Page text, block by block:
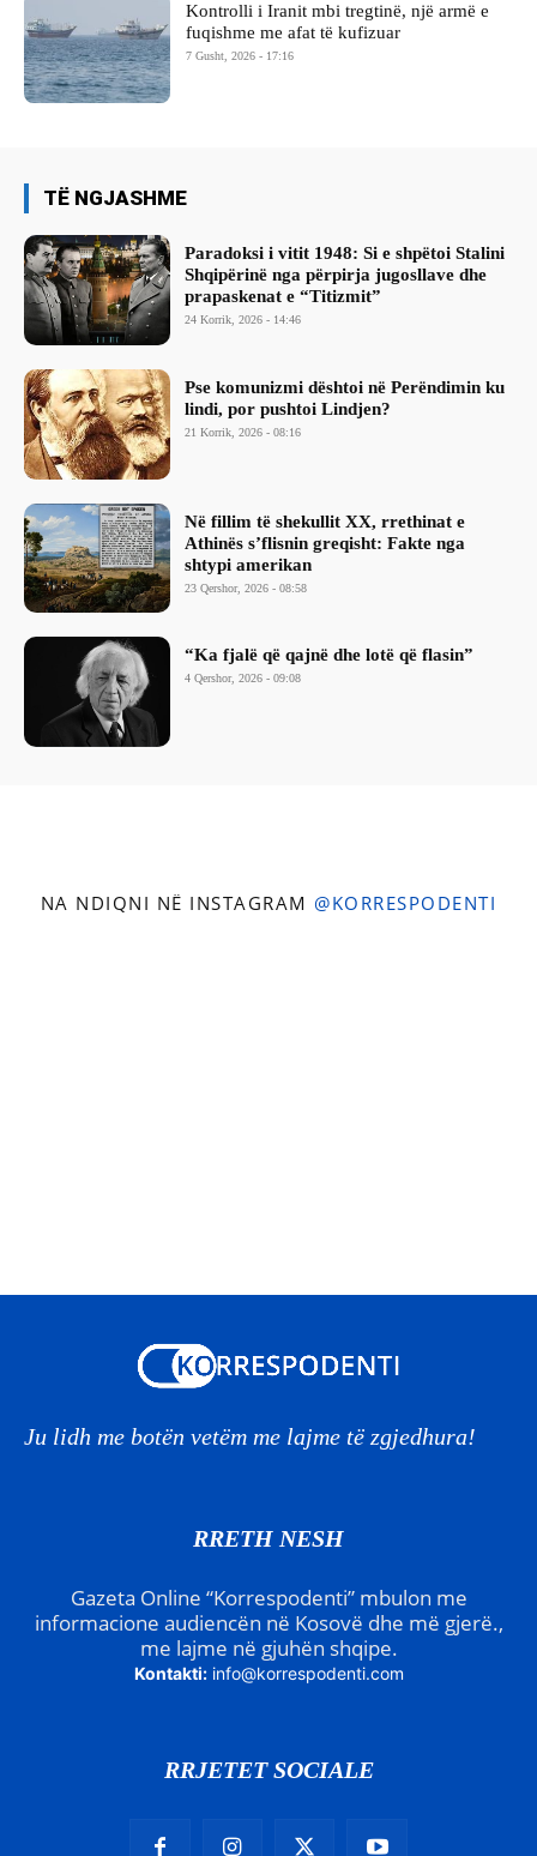
Kontrolli i Iranit mbi tregtinë, një armë e
fuqishme me afat të kufizuar
7 Gusht, 2026 - 17:16
TË NGJASHME
Paradoksi i vitit 1948: Si e shpëtoi Stalini
Shqipërinë nga përpirja jugosllave dhe
prapaskenat e “Titizmit”
24 Korrik, 2026 - 14:46
Pse komunizmi dështoi në Perëndimin ku
lindi, por pushtoi Lindjen?
21 Korrik, 2026 - 08:16
Në fillim të shekullit XX, rrethinat e
Athinës s’flisnin greqisht: Fakte nga
shtypi amerikan
23 Qershor, 2026 - 08:58
“Ka fjalë që qajnë dhe lotë që flasin”
4 Qershor, 2026 - 09:08
NA NDIQNI NË INSTAGRAM @KORRESPODENTI
Ju lidh me botën vetëm me lajme të zgjedhura!
RRETH NESH
Gazeta Online “Korrespodenti” mbulon me
informacione audiencën në Kosovë dhe më gjerë.,
me lajme në gjuhën shqipe.
Kontakti: info@korrespodenti.com
RRJETET SOCIALE